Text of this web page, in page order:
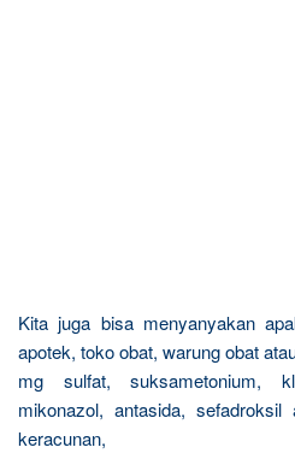
Kita juga bisa menyanyakan
apotek, toko obat, warung obat
mg sulfat, suksametonium,
mikonazol, antasida,
keracunan,